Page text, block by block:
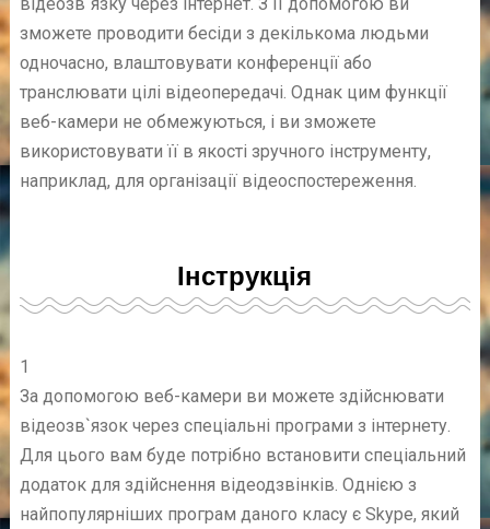
зможете проводити бесіди з декількома людьми
одночасно, влаштовувати конференції або
транслювати цілі відеопередачі. Однак цим функції
веб-камери не обмежуються, і ви зможете
використовувати її в якості зручного інструменту,
наприклад, для організації відеоспостереження.
Інструкція
1
За допомогою веб-камери ви можете здійснювати
відеозв`язок через спеціальні програми з інтернету.
Для цього вам буде потрібно встановити спеціальний
додаток для здійснення відеодзвінків. Однією з
найпопулярніших програм даного класу є Skype, який